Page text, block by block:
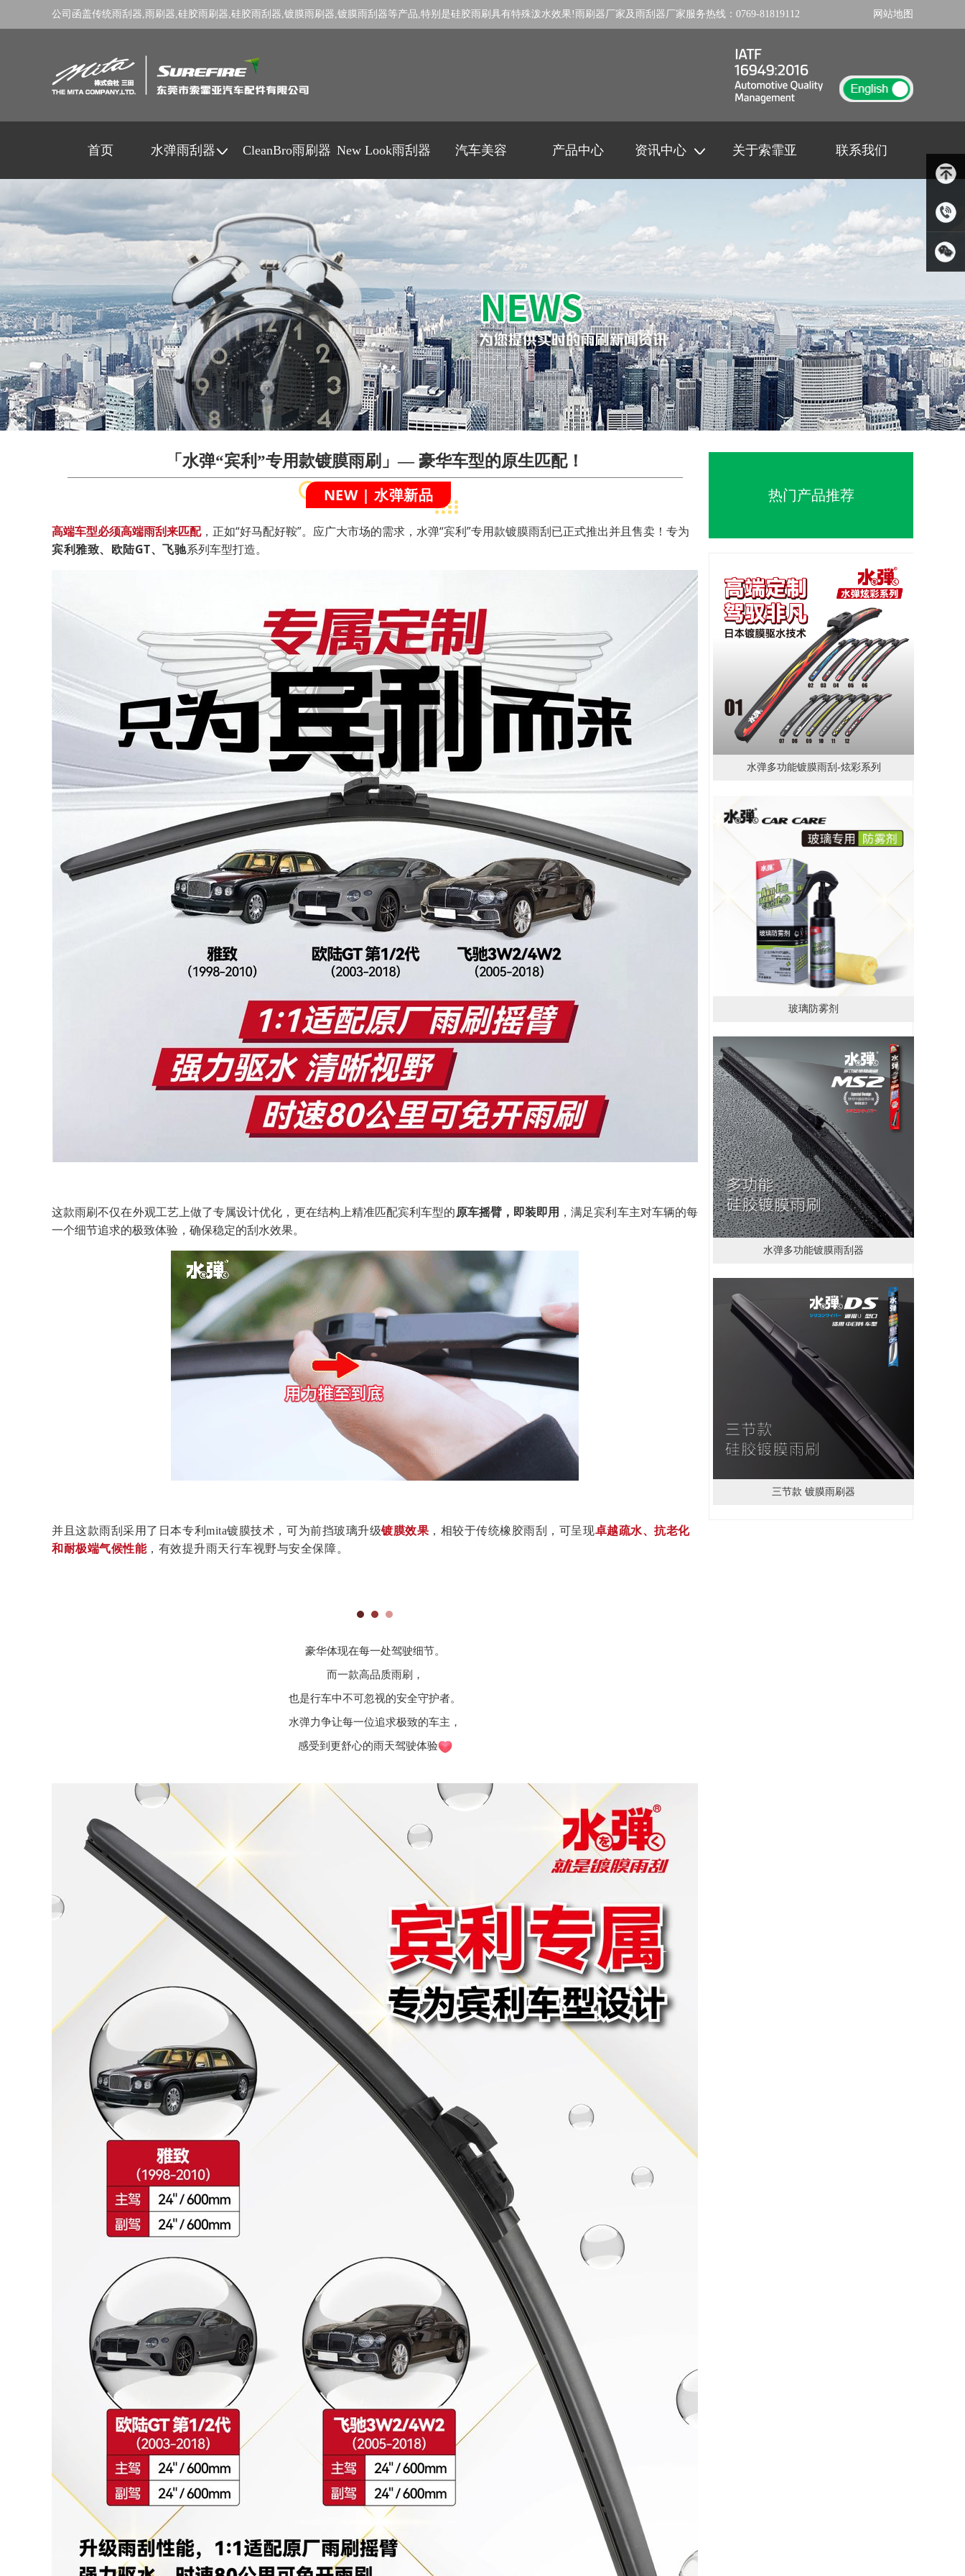
公司函盖传统雨刮器,雨刷器,硅胶雨刷器,硅胶雨刮器,镀膜雨刷器,镀膜雨刮器等产品,特别是硅胶雨刷 具有特殊泼水效果! 雨刷器厂家及 雨刮器厂家服务热线： 0769-81819112 网站地图
首页 水弹雨刮器 CleanBro雨刷器 New Look雨刮器 汽车美容 产品中心 资讯中心 关于索霏亚 联系我们
「水弹“宾利”专用款镀膜雨刷」— 豪华车型的原生匹配！
NEW | 水弹新品
高端车型必须高端雨刮来匹配，正如“好马配好鞍”。 应广大市场的需求， 水弹“宾利”专用款镀膜雨刮已正式推出并且售卖！专为
宾利雅致、欧陆GT、飞驰系列车型打造。
这款雨刷不仅在外观工艺上做了专属设计优化，更在结构上精准匹配宾利车型的原车摇臂，即装即用 ，满足宾利车主对车辆的每
一个细节追求的极致体验，确保稳定的刮水效果。
并且这款雨刮采用了日本专利mita镀膜技术，可为前挡玻璃升级镀膜效果 ，相较于传统橡胶雨刮，可呈现卓越疏水、抗老化
和耐极端气候性能，有效提升雨天行车视野与安全保障。
豪华体现在每一处驾驶细节。
而一款高品质雨刷，
也是行车中不可忽视的安全守护者。
水弹力争让每一位追求极致的车主​，
感受到更舒心的雨天驾驶体验
热门产品推荐
水弹多功能镀膜雨刮-炫彩系列
玻璃防雾剂
水弹多功能镀膜雨刮器
三节款 镀膜雨刷器
岳先
2981-
3776
联系我
们